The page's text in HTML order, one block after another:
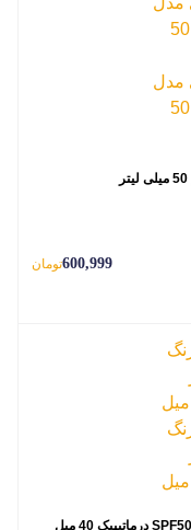
600,999تومان